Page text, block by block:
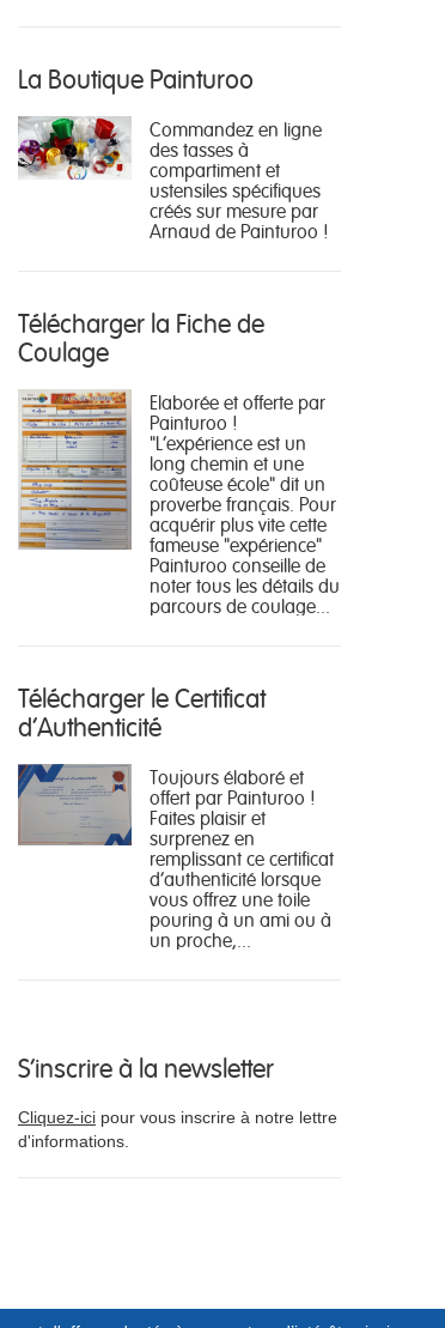
La Boutique Painturoo
Commandez en ligne
des tasses à
compartiment et
ustensiles spécifiques
créés sur mesure par
Arnaud de Painturoo !
Télécharger la Fiche de
Coulage
Elaborée et offerte par
Painturoo !
"L'expérience est un
long chemin et une
coûteuse école" dit un
proverbe français. Pour
acquérir plus vite cette
fameuse "expérience"
Painturoo conseille de
noter tous les détails du
parcours de coulage...
Télécharger le Certificat
d'Authenticité
Toujours élaboré et
offert par Painturoo !
Faites plaisir et
surprenez en
remplissant ce certificat
d'authenticité lorsque
vous offrez une toile
pouring à un ami ou à
un proche,...
S'inscrire à la newsletter
Cliquez-ici pour vous inscrire à notre lettre
d'informations.